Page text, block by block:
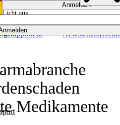
Rapporteur NewslettersEvents
Anmelden
Licht aus
Medikamente